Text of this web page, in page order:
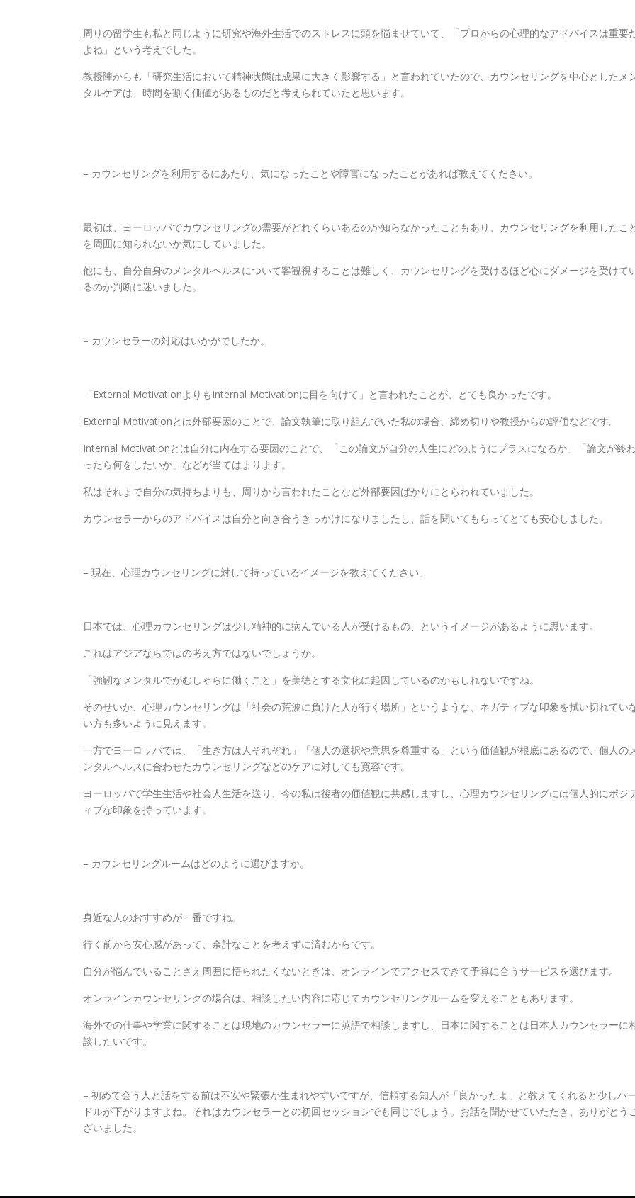
周りの留学生も私と同じように研究や海外生活でのストレスに頭を悩ませていて、「プロからの心理的なアドバイスは重要
よね」という考えでした。
教授陣からも「研究生活において精神状態は成果に大きく影響する」と言われていたので、カウンセリングを中心としたメ
タルケアは、時間を割く価値があるものだと考えられていたと思います。
– カウンセリングを利用するにあたり、気になったことや障害になったことがあれば教えてください。
最初は、ヨーロッパでカウンセリングの需要がどれくらいあるのか知らなかったこともあり、カウンセリングを利用したこ
を周囲に知られないか気にしていました。
他にも、自分自身のメンタルヘルスについて客観視することは難しく、カウンセリングを受けるほど心にダメージを受けて
るのか判断に迷いました。
– カウンセラーの対応はいかがでしたか。
「External MotivationよりもInternal Motivationに目を向けて」と言われたことが、とても良かったです。
External Motivationとは外部要因のことで、論文執筆に取り組んでいた私の場合、締め切りや教授からの評価などです。
Internal Motivationとは自分に内在する要因のことで、「この論文が自分の人生にどのようにプラスになるか」「論文が終わ
ったら何をしたいか」などが当てはまります。
私はそれまで自分の気持ちよりも、周りから言われたことなど外部要因ばかりにとらわれていました。
カウンセラーからのアドバイスは自分と向き合うきっかけになりましたし、話を聞いてもらってとても安心しました。
– 現在、心理カウンセリングに対して持っているイメージを教えてください。
日本では、心理カウンセリングは少し精神的に病んでいる人が受けるもの、というイメージがあるように思います。
これはアジアならではの考え方ではないでしょうか。
「強靭なメンタルでがむしゃらに働くこと」を美徳とする文化に起因しているのかもしれないですね。
そのせいか、心理カウンセリングは「社会の荒波に負けた人が行く場所」というような、ネガティブな印象を拭い切れてい
い方も多いように見えます。
一方でヨーロッパでは、「生き方は人それぞれ」「個人の選択や意思を尊重する」という価値観が根底にあるので、個人の
ンタルヘルスに合わせたカウンセリングなどのケアに対しても寛容です。
ヨーロッパで学生生活や社会人生活を送り、今の私は後者の価値観に共感しますし、心理カウンセリングには個人的にポジ
ィブな印象を持っています。
– カウンセリングルームはどのように選びますか。
身近な人のおすすめが一番ですね。
行く前から安心感があって、余計なことを考えずに済むからです。
自分が悩んでいることさえ周囲に悟られたくないときは、オンラインでアクセスできて予算に合うサービスを選びます。
オンラインカウンセリングの場合は、相談したい内容に応じてカウンセリングルームを変えることもあります。
海外での仕事や学業に関することは現地のカウンセラーに英語で相談しますし、日本に関することは日本人カウンセラーに
談したいです。
– 初めて会う人と話をする前は不安や緊張が生まれやすいですが、信頼する知人が「良かったよ」と教えてくれると少しハ
ドルが下がりますよね。それはカウンセラーとの初回セッションでも同じでしょう。お話を聞かせていただき、ありがとう
ざいました。